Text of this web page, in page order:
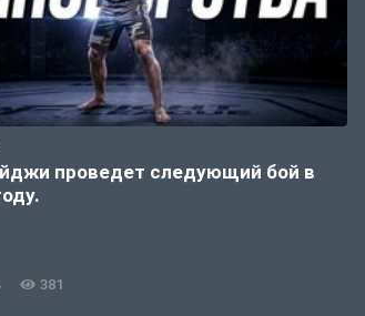
проведет следующий бой в
381